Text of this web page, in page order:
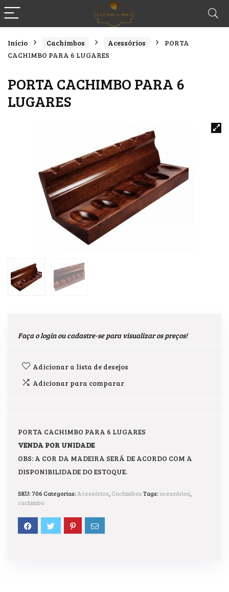
Início Cachimbos Acessórios
PORTA
CACHIMBO PARA 6 LUGARES
PORTA CACHIMBO PARA 6
LUGARES
Faça o login ou cadastre-se para visualizar os preços!
Adicionar a lista de desejos
Adicionar para comparar
PORTA CACHIMBO PARA 6 LUGARES
VENDA POR UNIDADE
OBS: A COR DA MADEIRA SERÁ DE ACORDO COM A
DISPONIBILIDADE DO ESTOQUE.
SKU: 706Categorias: Acessórios CachimbosTags: acessórios
cachimbo